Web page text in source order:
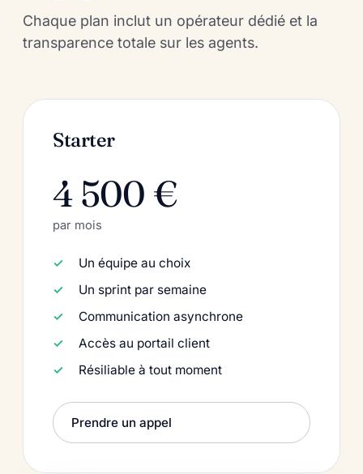
Chaque plan inclut un opérateur dédié et la
transparence totale sur les agents.
Starter
4 500 €
par mois
Un équipe au choix
Un sprint par semaine
Communication asynchrone
Accès au portail client
Résiliable à tout moment
Prendre un appel